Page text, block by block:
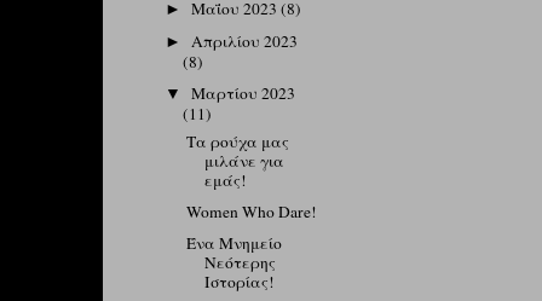
►Μαΐου 2023(8)
► Απριλίου 2023
(8)
▼Μαρτίου 2023
(11)
Τα ρούχα μας
μιλάνε για
εμάς!
Women Who Dare!
Ένα Μνημείο
Νεότερης
Ιστορίας!